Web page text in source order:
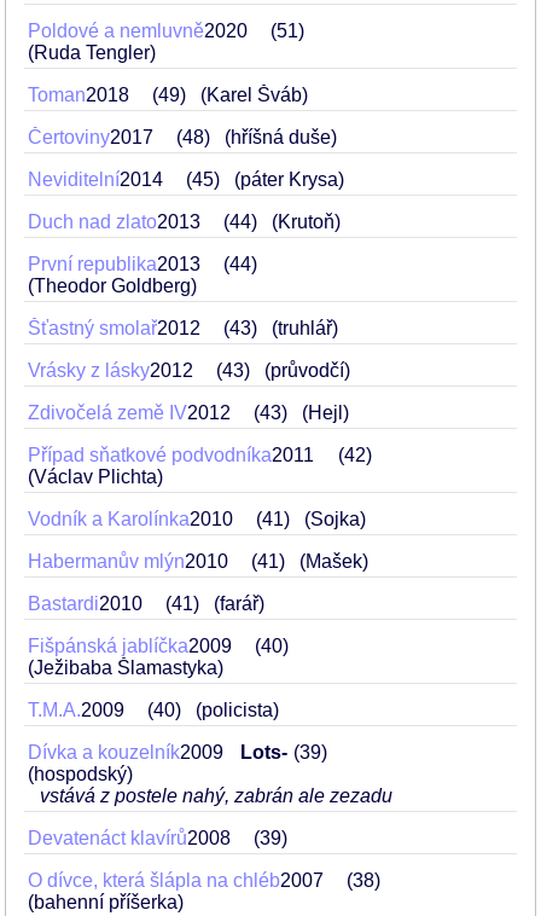
Poldové a nemluvně2020
51
(Ruda Tengler)
Toman2018 49 (Karel Šváb)
Čertoviny2017 48 (hříšná duše)
Neviditelní2014 45 (páter Krysa)
Duch nad zlato2013 44 (Krutoň)
První republika2013
44
(Theodor Goldberg)
Šťastný smolař2012 43 (truhlář)
Vrásky z lásky2012 43 (průvodčí)
Zdivočelá země IV2012 43 (Hejl)
Případ sňatkové podvodníka2011
42
(Václav Plichta)
Vodník a Karolínka2010 41 (Sojka)
Habermanův mlýn2010 41 (Mašek)
Bastardi2010 41 (farář)
Fišpánská jablíčka2009
40
(Ježibaba Šlamastyka)
T.M.A.2009 40 (policista)
Dívka a kouzelník2009 Lots- 39
(hospodský)
vstává z postele nahý, zabrán ale zezadu
Devatenáct klavírů2008 39
O dívce, která šlápla na chléb2007
38
(bahenní příšerka)